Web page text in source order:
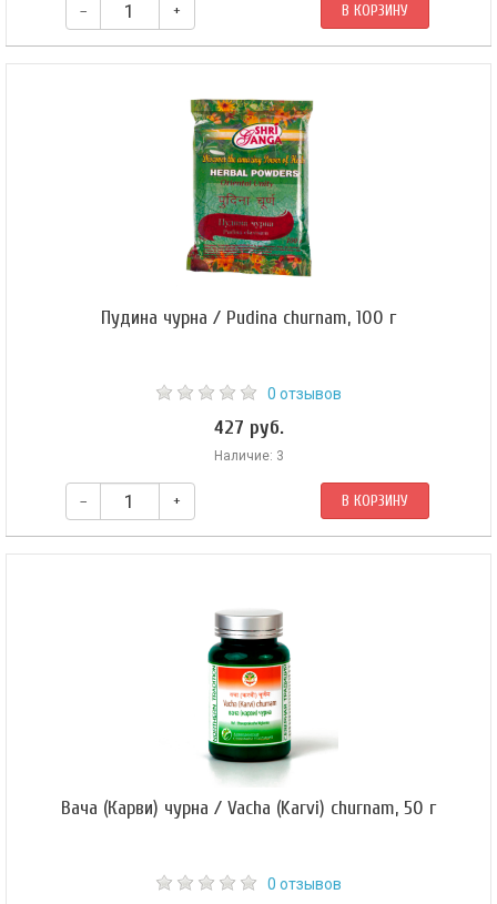
– + В КОРЗИНУ
Пудина чурна / Pudina churnam, 100 г
0 отзывов
427 руб.
Наличие: 3
– + В КОРЗИНУ
Вача (Карви) чурна / Vacha (Karvi) churnam, 50 г
0 отзывов